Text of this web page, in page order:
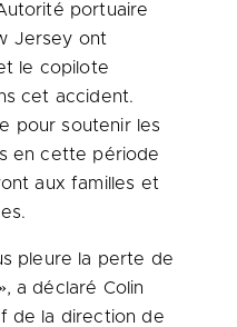
portuaire
Jersey ont
le copilote
cet accident.
pour soutenir les
en cette période
aux familles et
pleure la perte de
a déclaré Colin
de la direction de